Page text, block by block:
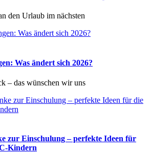
den Urlaub im nächsten
Was ändert sich 2026?
– das wünschen wir uns
zur Einschulung – perfekte Ideen für
Kindern